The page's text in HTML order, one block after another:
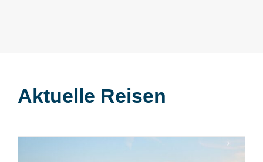
Aktuelle Reisen